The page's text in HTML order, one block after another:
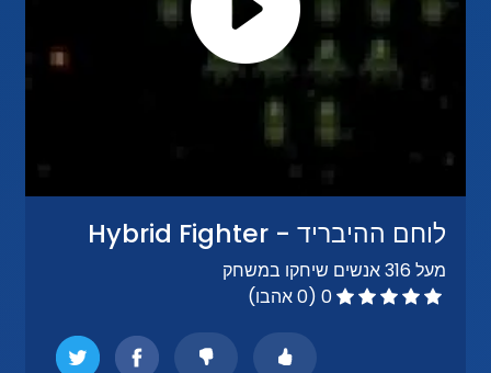
לוחם ההיבריד - Hybrid Fighter
מעל 316 אנשים שיחקו במשחק
0 (0 אהבו)